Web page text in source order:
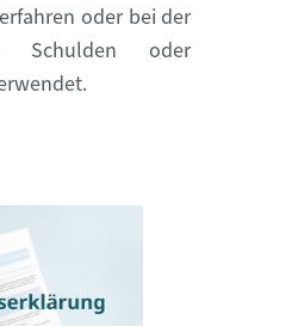
oder bei der
Schulden oder